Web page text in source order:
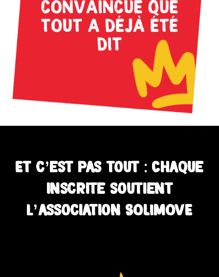
Et c’est pas tout : Chaque
inscrite soutient
l’association SOLIMOVE